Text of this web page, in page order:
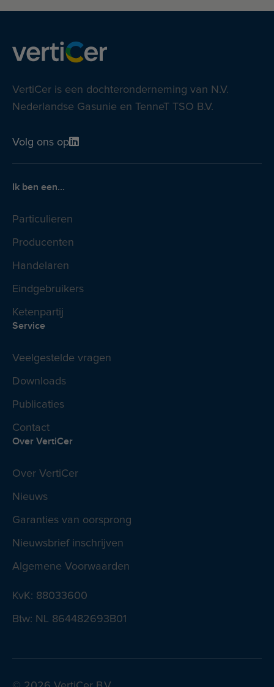
VertiCer is een dochteronderneming van N.V.
Nederlandse Gasunie en TenneT TSO B.V.
Volg ons op
Ik ben een...
Particulieren
Producenten
Handelaren
Eindgebruikers
Ketenpartij
Service
Veelgestelde vragen
Downloads
Publicaties
Contact
Over VertiCer
Over VertiCer
Nieuws
Garanties van oorsprong
Nieuwsbrief inschrijven
Algemene Voorwaarden
KvK: 88033600
Btw: NL 864482693B01